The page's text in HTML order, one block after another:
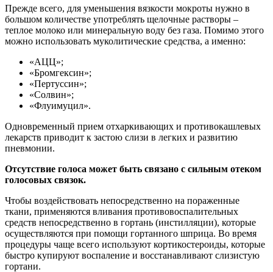
Прежде всего, для уменьшения вязкости мокроты нужно в
большом количестве употреблять щелочные растворы –
теплое молоко или минеральную воду без газа. Помимо этого
можно использовать муколитические средства, а именно:
«АЦЦ»;
«Бромгексин»;
«Пертуссин»;
«Солвин»;
«Флуимуцил».
Одновременный прием отхаркивающих и противокашлевых
лекарств приводит к застою слизи в легких и развитию
пневмонии.
Отсутствие голоса может быть связано с сильным отеком
голосовых связок.
Чтобы воздействовать непосредственно на пораженные
ткани, применяются вливания противовоспалительных
средств непосредственно в гортань (инстилляции), которые
осуществляются при помощи гортанного шприца. Во время
процедуры чаще всего используют кортикостероиды, которые
быстро купируют воспаление и восстанавливают слизистую
гортани.